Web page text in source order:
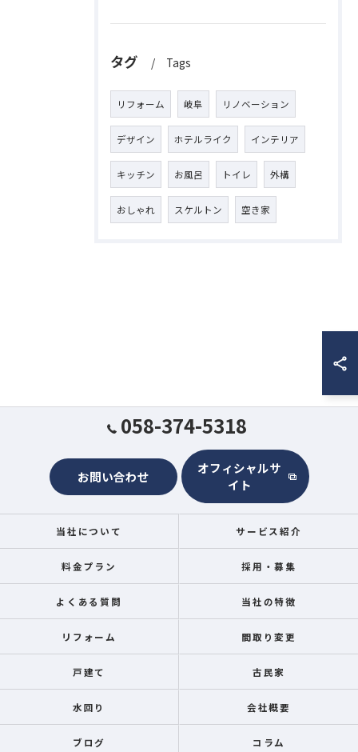
タグ Tags
リフォーム 岐阜 リノベーション
デザイン ホテルライク インテリア
キッチン お風呂 トイレ 外構
おしゃれ スケルトン 空き家
058-374-5318
お問い合わせ
オフィシャルサ
イト
当社について サービス紹介
料金プラン 採用・募集
よくある質問 当社の特徴
リフォーム 間取り変更
戸建て 古民家
水回り 会社概要
ブログ コラム